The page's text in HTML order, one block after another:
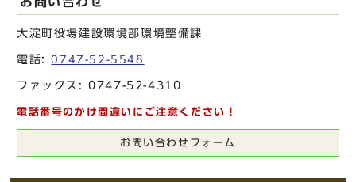
大淀町役場建設環境部環境整備課
電話:0747-52-5548
ファックス: 0747-52-4310
電話番号のかけ間違いにご注意ください！
お問い合わせフォーム